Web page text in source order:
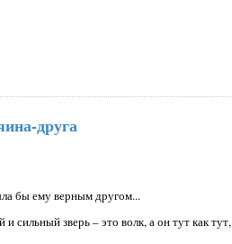
друга
бы ему верным другом...
сильный зверь – это волк, а он тут как тут,